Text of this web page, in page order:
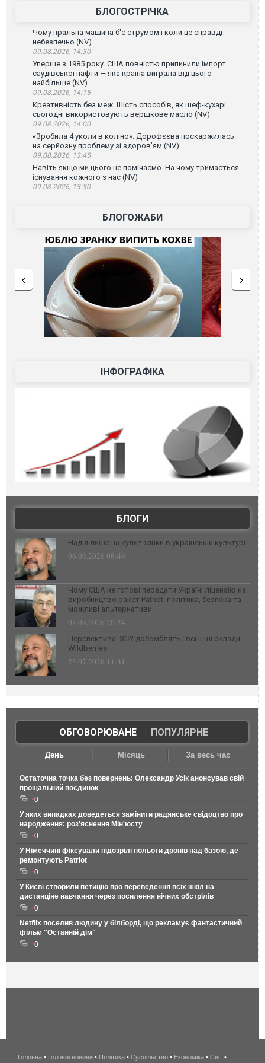
БЛОГОСТРІЧКА
Чому пральна машина б'є струмом і коли це справді
небезпечно (NV)
09.08.2026, 14:30
Уперше з 1985 року. США повністю припинили імпорт
саудівської нафти — яка країна виграла від цього
найбільше (NV)
09.08.2026, 14:15
Креативність без меж. Шість способів, як шеф-кухарі
сьогодні використовують вершкове масло (NV)
09.08.2026, 14:00
«Зробила 4 уколи в коліно». Дорофєєва поскаржилась
на серйозну проблему зі здоров’ям (NV)
09.08.2026, 13:45
Навіть якщо ми цього не помічаємо. На чому тримається
існування кожного з нас (NV)
09.08.2026, 13:30
БЛОГОЖАБИ
ІНФОГРАФІКА
БЛОГИ
Надія лише на культ жінки в українській культурі
06.08.2026 08:49
Чому США не готові передати Україні ліцензію на
виробництво ракет Patriot: політика, безпека та
можливі альтернативи
03.08.2026 20:24
Перспектива: ЗСУ добомблять і всі інші склади
Wildberries
23.07.2026 11:31
ОБГОВОРЮВАНЕ| ПОПУЛЯРНЕ
День Місяць За весь час
Остаточна точка без повернень: Олександр Усік анонсував свій
прощальний поєдинок
0
У яких випадках доведеться замінити радянське свідоцтво про
народження: роз'яснення Мін'юсту
0
У Німеччині фіксували підозрілі польоти дронів над базою, де
ремонтують Patriot
0
У Києві створили петицію про переведення всіх шкіл на
дистанціне навчання через посилення нічних обстрілів
0
Netflix поселив людину у білборді, що рекламує фантастичний
фільм "Останній дім"
0
беспроводной
Головна • Головні новини • Політика • Суспільство • Економіка • Світ •